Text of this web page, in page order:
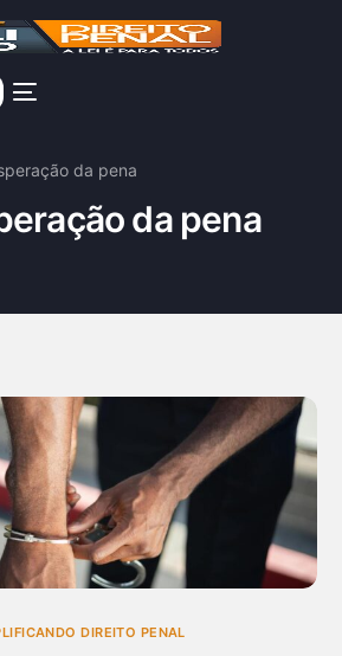
da pena
da pena
DIREITO PENAL